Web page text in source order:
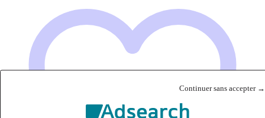
Continuer sans accepter →